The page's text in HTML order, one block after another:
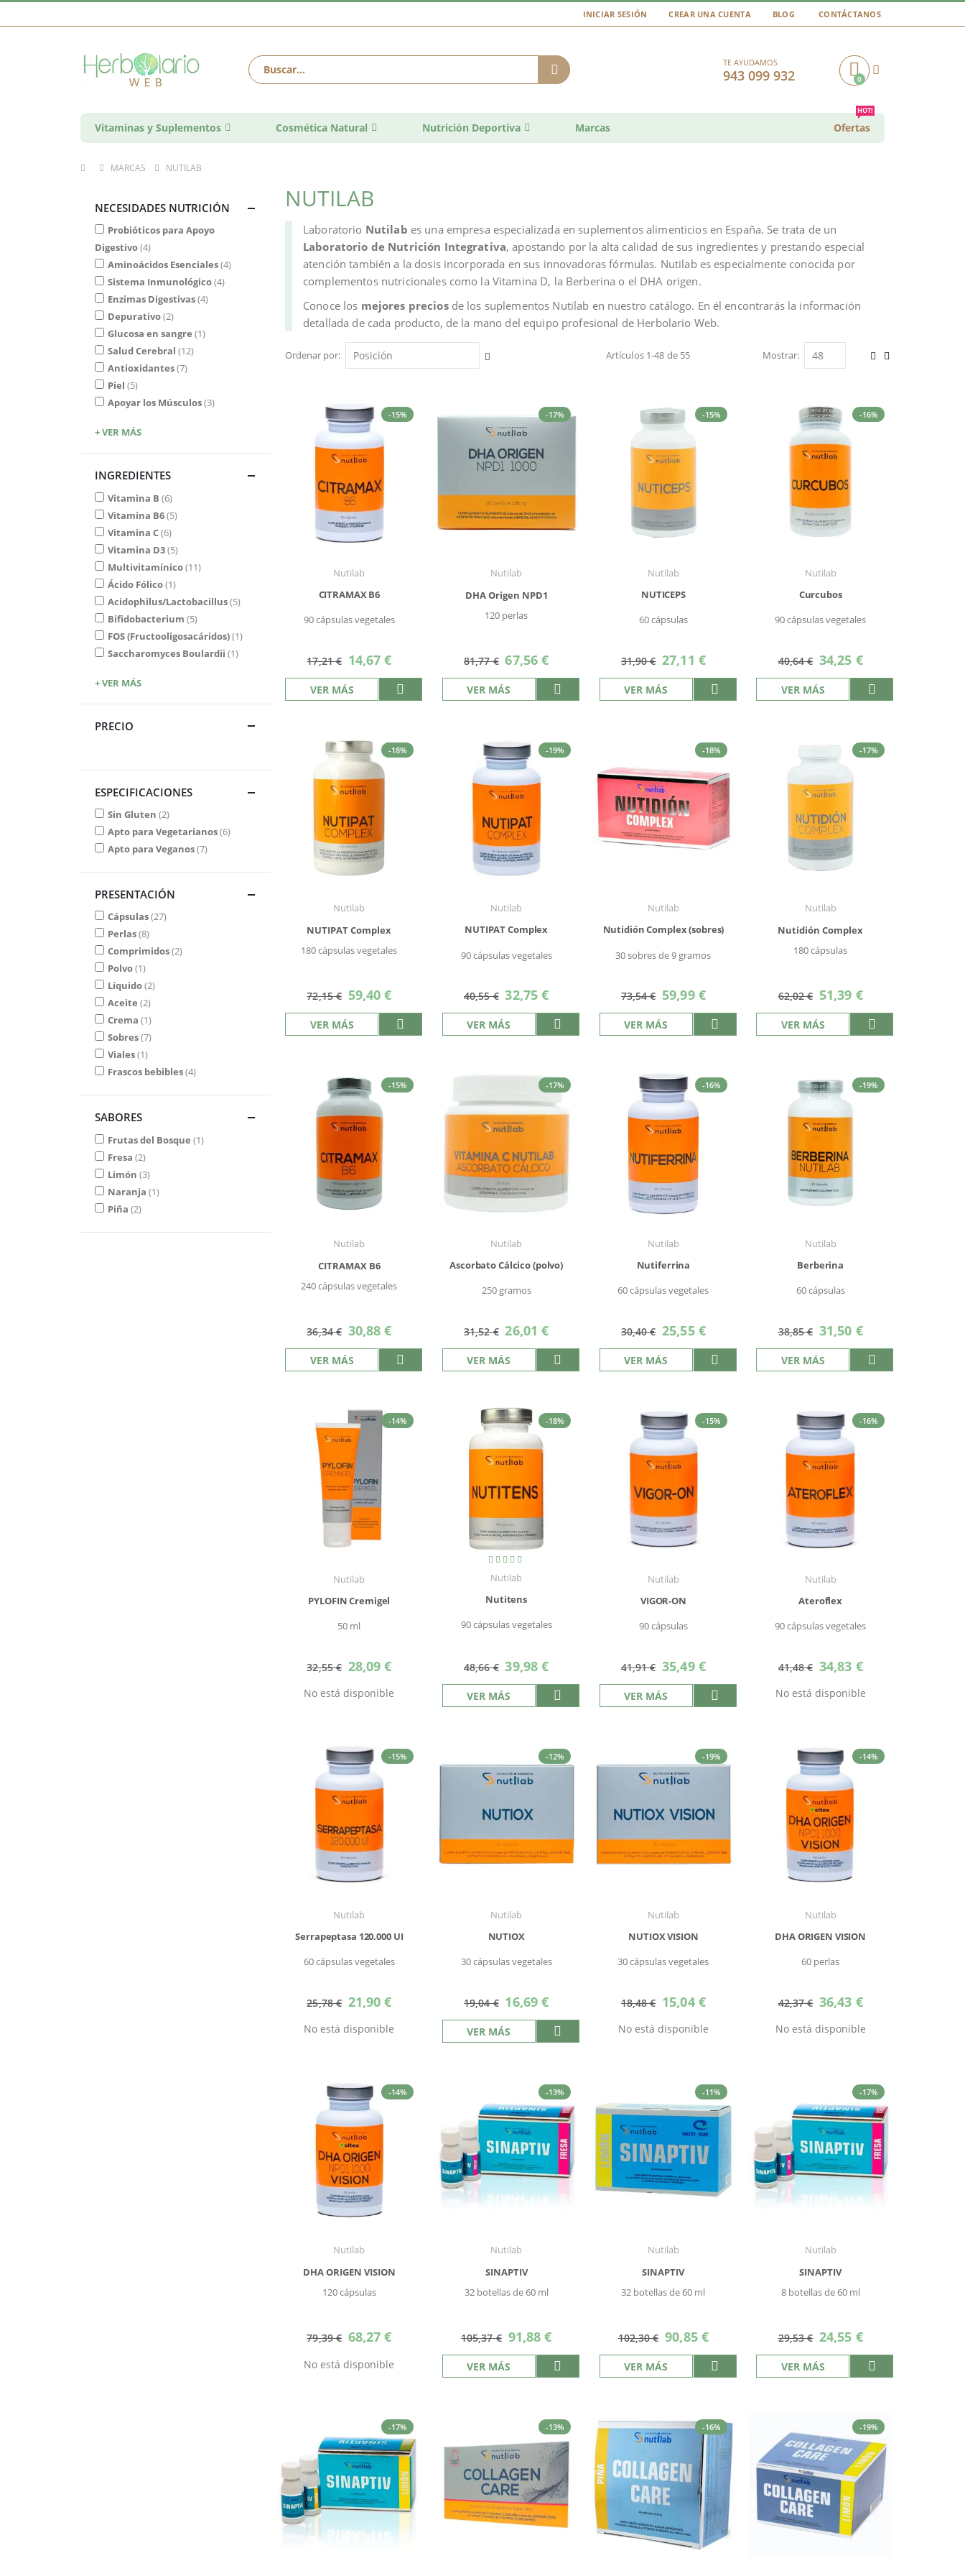
INICIAR SESIÓN CREAR UNA CUENTA BLOG CONTÁCTANOS
TE AYUDAMOS
943 099 932 Cart0
Vitaminas y Suplementos Cosmética Natural Nutrición Deportiva Marcas Ofertas
HOT!
MARCAS NUTILAB
NECESIDADES NUTRICIÓN
Probióticos para Apoyo
Digestivo 4
Aminoácidos Esenciales 4
Sistema Inmunológico 4
Enzimas Digestivas 4
Depurativo 2
Glucosa en sangre 1
Salud Cerebral 12
Antioxidantes 7
Piel 5
Apoyar los Músculos 3
+ VER MÁS
INGREDIENTES
Vitamina B 6
Vitamina B6 5
Vitamina C 6
Vitamina D3 5
Multivitamínico 11
Ácido Fólico 1
Acidophilus/Lactobacillus 5
Bifidobacterium 5
FOS (Fructooligosacáridos) 1
Saccharomyces Boulardii 1
+ VER MÁS
PRECIO
ESPECIFICACIONES
Sin Gluten 2
Apto para Vegetarianos 6
Apto para Veganos 7
PRESENTACIÓN
Cápsulas 27
Perlas 8
Comprimidos 2
Polvo 1
Líquido 2
Aceite 2
Crema 1
Sobres 7
Viales 1
Frascos bebibles 4
SABORES
Frutas del Bosque 1
Fresa 2
Limón 3
Naranja 1
Piña 2
NUTILAB
Laboratorio Nutilab es una empresa especializada en suplementos alimenticios en España. Se trata de un
Laboratorio de Nutrición Integrativa, apostando por la alta calidad de sus ingredientes y prestando especial
atención también a la dosis incorporada en sus innovadoras fórmulas. Nutilab es especialmente conocida por
complementos nutricionales como la Vitamina D, la Berberina o el DHA origen.
Conoce los mejores preciosde los suplementos Nutilab en nuestro catálogo. En él encontrarás la información
detallada de cada producto, de la mano del equipo profesional de Herbolario Web.
Ordenar por Artículos 1-48 de 55 Mostrar
Ver
-15%
Nutilab
CITRAMAX B6
90 cápsulas vegetales
17,21 € Precio
especial
14,67 €
VER MÁS
-17%
Nutilab
DHA Origen NPD1
120 perlas
81,77 € Precio
especial
67,56 €
VER MÁS
-15%
Nutilab
NUTICEPS
60 cápsulas
31,90 € Precio
especial
27,11 €
VER MÁS
-16%
Nutilab
Curcubos
90 cápsulas vegetales
40,64 € Precio
especial
34,25 €
VER MÁS
-18%
Nutilab
NUTIPAT Complex
180 cápsulas vegetales
72,15 € Precio
especial
59,40 €
VER MÁS
-19%
Nutilab
NUTIPAT Complex
90 cápsulas vegetales
40,55 € Precio
especial
32,75 €
VER MÁS
-18%
Nutilab
Nutidión Complex (sobres)
30 sobres de 9 gramos
73,54 € Precio
especial
59,99 €
VER MÁS
-17%
Nutilab
Nutidión Complex
180 cápsulas
62,02 € Precio
especial
51,39 €
VER MÁS
-15%
Nutilab
CITRAMAX B6
240 cápsulas vegetales
36,34 € Precio
especial
30,88 €
VER MÁS
-17%
Nutilab
Ascorbato Cálcico (polvo)
250 gramos
31,52 € Precio
especial
26,01 €
VER MÁS
-16%
Nutilab
Nutiferrina
60 cápsulas vegetales
30,40 € Precio
especial
25,55 €
VER MÁS
-19%
Nutilab
Berberina
60 cápsulas
38,85 € Precio
especial
31,50 €
VER MÁS
-14%
Nutilab
PYLOFIN Cremigel
50 ml
32,55 € Precio
especial
28,09 €
No está disponible
-18%
Valoración:
100%
Nutilab
Nutitens
90 cápsulas vegetales
48,66 € Precio
especial
39,98 €
VER MÁS
-15%
Nutilab
VIGOR-ON
90 cápsulas
41,91 € Precio
especial
35,49 €
VER MÁS
-16%
Nutilab
Ateroflex
90 cápsulas vegetales
41,48 € Precio
especial
34,83 €
No está disponible
-15%
Nutilab
Serrapeptasa 120.000 UI
60 cápsulas vegetales
25,78 € Precio
especial
21,90 €
No está disponible
-12%
Nutilab
NUTIOX
30 cápsulas vegetales
19,04 € Precio
especial
16,69 €
VER MÁS
-19%
Nutilab
NUTIOX VISION
30 cápsulas vegetales
18,48 € Precio
especial
15,04 €
No está disponible
-14%
Nutilab
DHA ORIGEN VISION
60 perlas
42,37 € Precio
especial
36,43 €
No está disponible
-14%
Nutilab
DHA ORIGEN VISION
120 cápsulas
79,39 € Precio
especial
68,27 €
No está disponible
-13%
Nutilab
SINAPTIV
32 botellas de 60 ml
105,37 € Precio
especial
91,88 €
VER MÁS
-11%
Nutilab
SINAPTIV
32 botellas de 60 ml
102,30 € Precio
especial
90,85 €
VER MÁS
-17%
Nutilab
SINAPTIV
8 botellas de 60 ml
29,53 € Precio
especial
24,55 €
VER MÁS
-17% -13% -16% -19%